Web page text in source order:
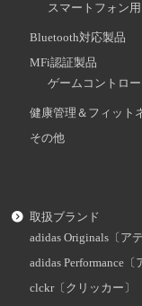
スマートフォン
Bluetooth対応製品
MFi認証製品
ゲームコントロ
健康管理＆フィット
その他
取扱ブランド
adidas Originals〔ア
adidas Performance
clckr〔クリッカー〕